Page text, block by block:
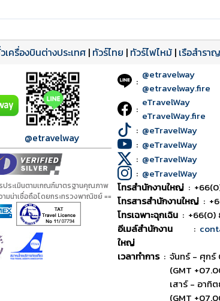
เครื่องบินต่างประเทศ | ทัวร์ไทย | ทัวร์ไฟไหม้ | เรือสำราญ
@etravelway
ประเมินตามเกณฑ์มาตรฐานคุณภาพ
มน่าเชื่อถือโดยกระทรวงพาณิชย์ ==
: @etravelway
@etravelway.fire
: eTravelWay
eTravelWay.fire
: @eTravelWay
: @eTravelWay
: @eTravelWay
: @eTravelWay
โทรสำนักงานใหญ่ :
โทรสารสำนักงานใหญ่ :
โทรเฉพาะฉุกเฉิน : +66(0)
อีเมล์สำนักงาน
ใหญ่
:
เวลาทำการ : จันทร์ - ศุกร์
(GMT
เสาร์ - อาทิ
(GMT